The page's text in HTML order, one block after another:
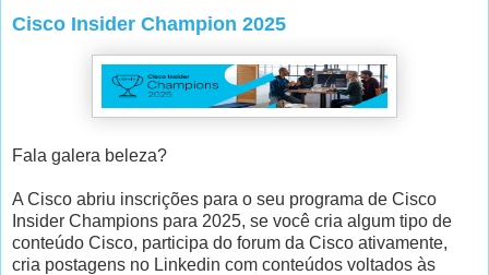
Cisco Insider Champion 2025
Fala galera beleza?
A Cisco abriu inscrições para o seu programa de Cisco
Insider Champions para 2025, se você cria algum tipo de
conteúdo Cisco, participa do forum da Cisco ativamente,
cria postagens no Linkedin com conteúdos voltados às